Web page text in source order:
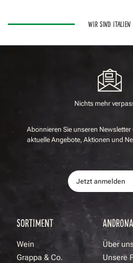
WIR SIND ITALIEN
Nichts mehr
Abonnieren Sie unseren Newsletter
aktuelle Angebote, Aktionen und
Jetzt anmelden
SORTIMENT
Wein
Grappa & Co.
Über
Unsere